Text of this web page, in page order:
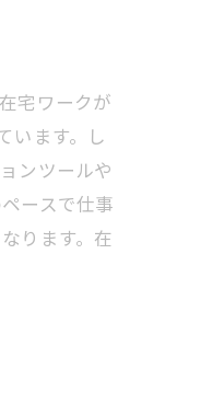
宅ワークが
います。し
ンツールや
ースで仕事
ります。在